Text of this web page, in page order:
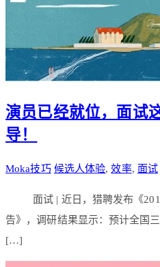
演员已经就位，面试
导！
Moka技巧 候选人体验,效率, 面试
面试 | 近日，猎聘发布《
告》，调研结果显示：预计全国
[…]